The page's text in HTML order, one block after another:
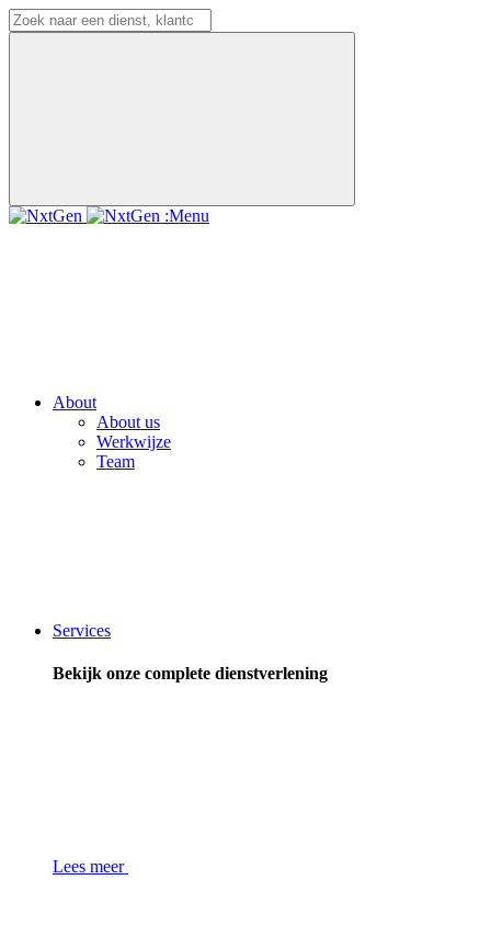
:Menu
About
About us
Werkwijze
Team
Services
Bekijk onze complete dienstverlening
Lees meer